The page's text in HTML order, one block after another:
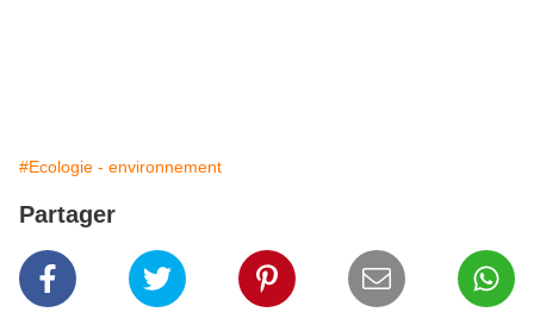
#Ecologie - environnement
Partager